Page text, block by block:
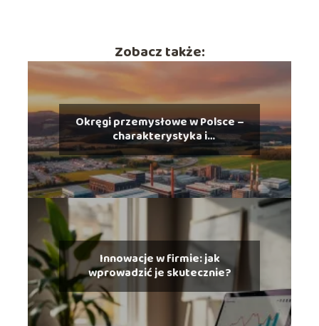
Zobacz także:
Okręgi przemysłowe w Polsce –
charakterystyka i
rozmieszczenie
Innowacje w firmie: jak
wprowadzić je skutecznie?